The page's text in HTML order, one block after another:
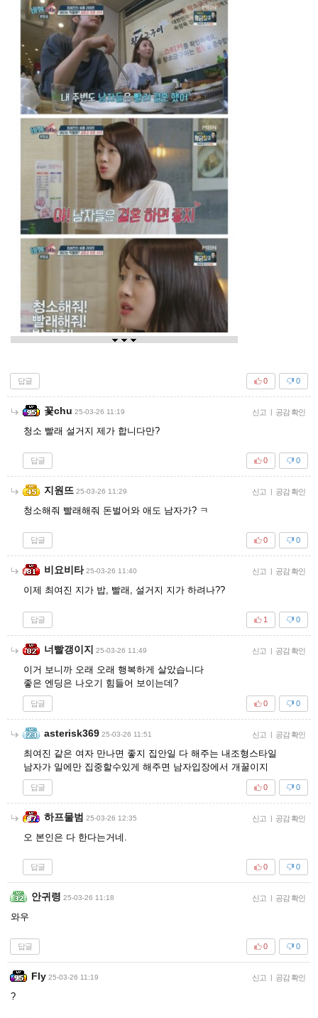
답글 0
0
꽃chu 25-03-26 11:19 신고 | 공감 확인
청소 빨래 설거지 제가 합니다만?
답글 0
0
지원뜨 25-03-26 11:29 신고 | 공감 확인
청소해줘 빨래해줘 돈벌어와 애도 남자가? ㅋ
답글 0
0
비요비타 25-03-26 11:40 신고 | 공감 확인
이제 최여진 지가 밥, 빨래, 설거지 지가 하려나??
답글 0
1
너빨갱이지 25-03-26 11:49 신고 | 공감 확인
이거 보니까 오래 오래 행복하게 살았습니다
좋은 엔딩은 나오기 힘들어 보이는데?
답글 0
0
asterisk369 25-03-26 11:51 신고 | 공감 확인
최여진 같은 여자 만나면 좋지 집안일 다 해주는 내조형스타일
남자가 일에만 집중할수있게 해주면 남자입장에서 개꿀이지
답글 0
0
하프물범 25-03-26 12:35 신고 | 공감 확인
오 본인은 다 한다는거네.
답글 0
0
안귀령 25-03-26 11:18 신고 | 공감 확인
와우
답글 0
0
Fly 25-03-26 11:19 신고 | 공감 확인
?